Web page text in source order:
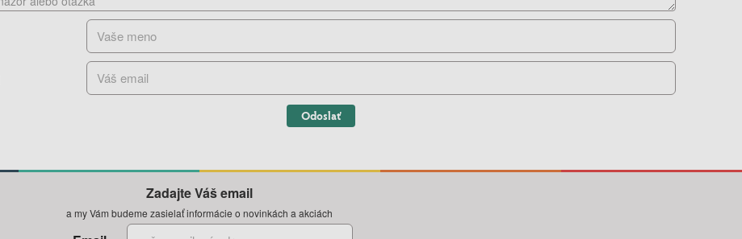
Odoslať
Zadajte Váš email
a my Vám budeme zasielať informácie o novinkách a akciách